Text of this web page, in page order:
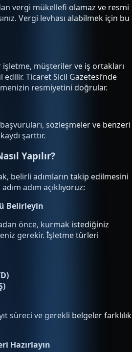
vergi mükellefi olamaz ve resmi
Vergi levhası alabilmek için bu
işletme, müşteriler ve iş ortakları
Ticaret Sicil Gazetesi’nde
resmiyetini doğrular.
sözleşmeler ve benzeri
şarttır.
Yapılır?
belirli adımların takip edilmesini
adım açıklıyoruz:
Belirleyin
önce, kurmak istediğiniz
gerekir. İşletme türleri
süreci ve gerekli belgeler farklılık
Hazırlayın